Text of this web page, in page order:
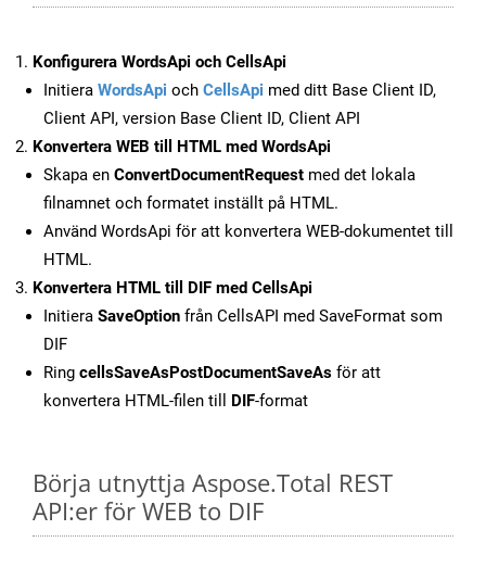
Konfigurera WordsApi och CellsApi
Initiera WordsApi och CellsApi med ditt Base Client ID,
Client API, version Base Client ID, Client API
Konvertera WEB till HTML med WordsApi
Skapa en ConvertDocumentRequest med det lokala
filnamnet och formatet inställt på HTML.
Använd WordsApi för att konvertera WEB-dokumentet till
HTML.
Konvertera HTML till DIF med CellsApi
Initiera SaveOption från CellsAPI med SaveFormat som
DIF
Ring cellsSaveAsPostDocumentSaveAs för att
konvertera HTML-filen till DIF-format
Börja utnyttja Aspose.Total REST
API:er för WEB to DIF